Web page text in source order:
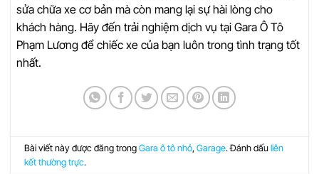
sửa chữa xe cơ bản mà còn mang lại sự hài lòng cho
khách hàng. Hãy đến trải nghiệm dịch vụ tại Gara Ô Tô
Phạm Lương để chiếc xe của bạn luôn trong tình trạng tốt
nhất.
Bài viết này được đăng trongGara ô tô nhỏ,Garage. Đánh dấuliên
kết thường trực.